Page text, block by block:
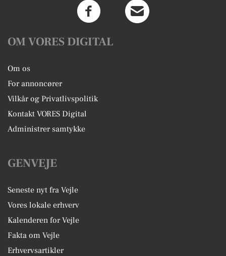
OM VORES DIGITAL
Om os
For annoncører
Vilkår og Privatlivspolitik
Kontakt VORES Digital
Administrer samtykke
GENVEJE
Seneste nyt fra Vejle
Vores lokale erhverv
Kalenderen for Vejle
Fakta om Vejle
Erhvervsartikler